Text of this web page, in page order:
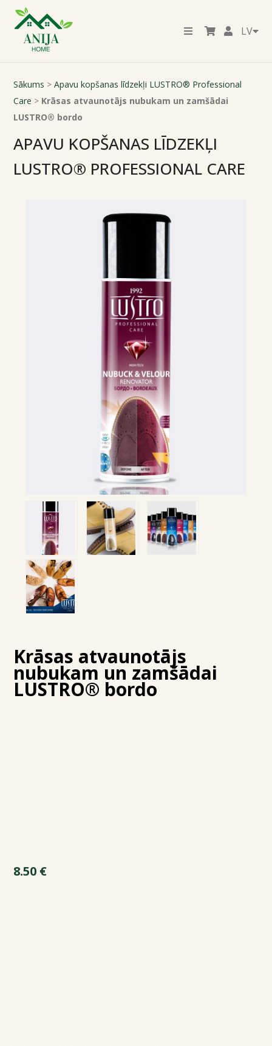
LV
Sākums >Apavu kopšanas līdzekļi LUSTRO® Professional
Care > Krāsas atvaunotājs nubukam un zamšādai
LUSTRO® bordo
APAVU KOPŠANAS LĪDZEKĻI
LUSTRO® PROFESSIONAL CARE
Krāsas atvaunotājs
nubukam un zamšādai
LUSTRO® bordo
8.50 €